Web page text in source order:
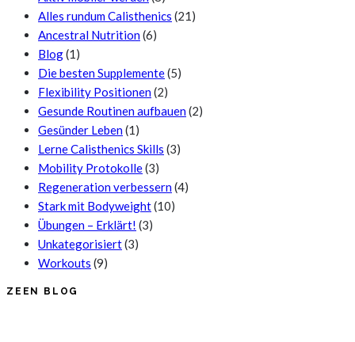
Alles rundum Calisthenics (21)
Ancestral Nutrition(6)
Blog(1)
Die besten Supplemente(5)
Flexibility Positionen(2)
Gesunde Routinen aufbauen(2)
Gesünder Leben(1)
Lerne Calisthenics Skills (3)
Mobility Protokolle(3)
Regeneration verbessern(4)
Stark mit Bodyweight(10)
Übungen – Erklärt! (3)
Unkategorisiert(3)
Workouts (9)
ZEEN BLOG